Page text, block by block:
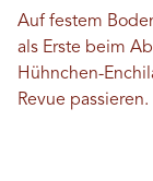
Auf festem
als Erste beim
Hühnchen-
Revue passieren.